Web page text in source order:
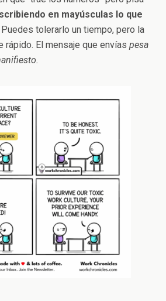
en mayúsculas lo que
Puedes tolerarlo un tiempo, pero la
rápido. El mensaje que envías pesa